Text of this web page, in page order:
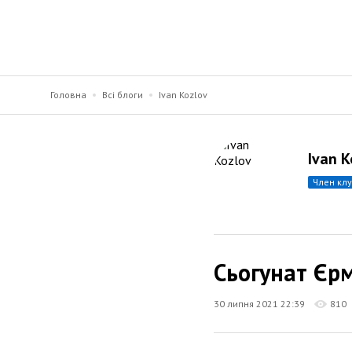
Головна Всі блоги Ivan Kozlov
Ivan
член
Сьогунат
30 липня 2021 22:39 810